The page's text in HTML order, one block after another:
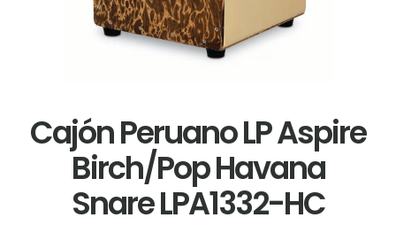
Cajón Peruano LP Aspire
Birch/Pop Havana
Snare LPA1332-HC